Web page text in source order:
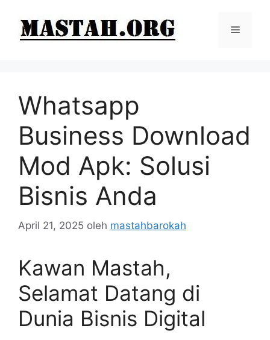
Menu
Whatsapp
Business Download
Mod Apk: Solusi
Bisnis Anda
April 21, 2025 oleh mastahbarokah
Kawan Mastah,
Selamat Datang di
Dunia Bisnis Digital